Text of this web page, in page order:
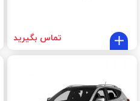
تماس بگیرید